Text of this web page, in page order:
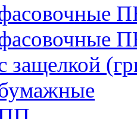
защелкой